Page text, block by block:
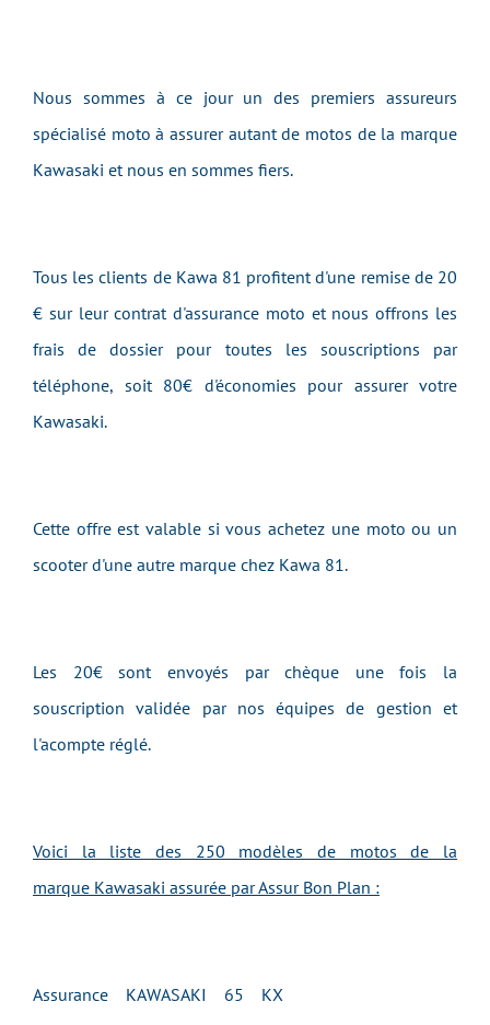
Nous sommes à ce jour un des premiers assureurs
spécialisé moto à assurer autant de motos de la marque
Kawasaki et nous en sommes fiers.
Tous les clients de Kawa 81 profitent d'une remise de 20
€ sur leur contrat d'assurance moto et nous offrons les
frais de dossier pour toutes les souscriptions par
téléphone, soit 80€ d'économies pour assurer votre
Kawasaki.
Cette offre est valable si vous achetez une moto ou un
scooter d'une autre marque chez Kawa 81.
Les 20€ sont envoyés par chèque une fois la
souscription validée par nos équipes de gestion et
l'acompte réglé.
Voici la liste des 250 modèles de motos de la
marque Kawasaki assurée par Assur Bon Plan :
Assurance KAWASAKI 65 KX